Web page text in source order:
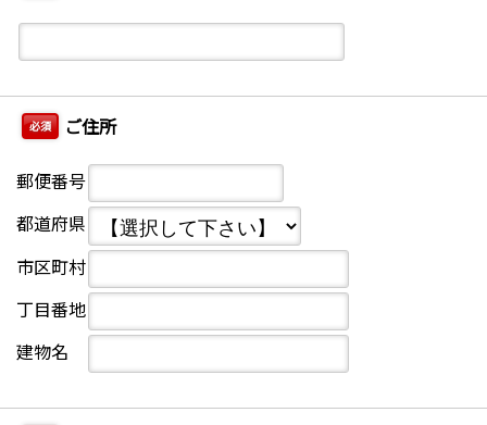
必須 ご住所
郵便番号
都道府県
市区町村
丁目番地
建物名